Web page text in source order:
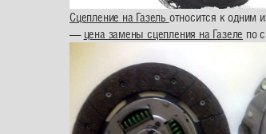
Сцепление на Газель относится к одним
— цена замены сцепления на Газеле по